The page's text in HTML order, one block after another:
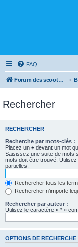
FAQ
Forum des scooters SYM - GTS -MAXSYM - CRUISYM - JOYMAX - Maxsym TL
Rechercher
RECHERCHER
Recherche par mots-clés :
Placez un + devant un mot
Saisissez une suite de mots
mots doit être trouvé.
partielles.
Rechercher tous les
Rechercher n’importe
Rechercher par auteur :
Utilisez le caractère « * »
OPTIONS DE RECHERCHE